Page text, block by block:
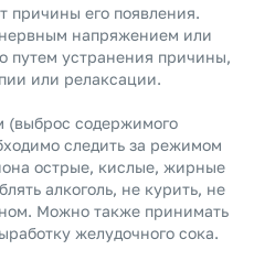
причины его появления.
напряжением или
путем устранения причины,
или релаксации.
(выброс содержимого
следить за режимом
острые, кислые, жирные
алкоголь, не курить, не
Можно также принимать
желудочного сока.